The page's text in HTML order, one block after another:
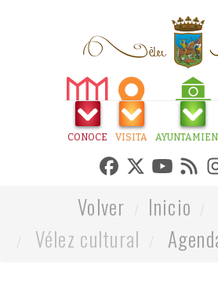
CONOCE VISITA
Volver Inicio
Vélez cultural